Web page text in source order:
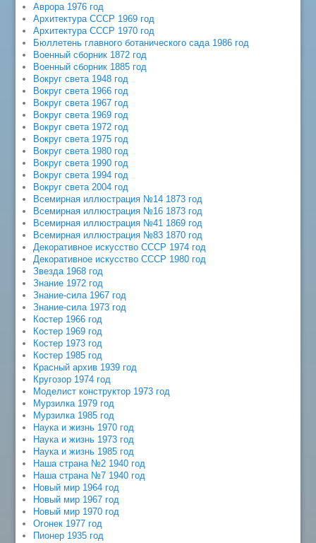
Аврора 1976 год
Архитектура СССР 1969 год
Архитектура СССР 1970 год
Бюллетень главного ботанического сада 1986 год
Военный сборник 1872 год
Военный сборник 1885 год
Вокруг света 1948 год
Вокруг света 1966 год
Вокруг света 1967 год
Вокруг света 1969 год
Вокруг света 1972 год
Вокруг света 1975 год
Вокруг света 1980 год
Вокруг света 1990 год
Вокруг света 1994 год
Вокруг света 2004 год
Всемирная иллюстрация №14 1873 год
Всемирная иллюстрация №16 1873 год
Всемирная иллюстрация №41 1869 год
Всемирная иллюстрация №83 1870 год
Декоративное искусство СССР 1974 год
Декоративное искусство СССР 1980 год
Звезда 1968 год
Знание 1972 год
Знание-сила 1967 год
Знание-сила 1973 год
Костер 1966 год
Костер 1969 год
Костер 1973 год
Костер 1985 год
Красный архив 1939 год
Кругозор 1974 год
Моделист конструктор 1973 год
Мурзилка 1979 год
Мурзилка 1985 год
Наука и жизнь 1970 год
Наука и жизнь 1973 год
Наука и жизнь 1985 год
Наша страна №2 1940 год
Наша страна №7 1940 год
Новый мир 1964 год
Новый мир 1967 год
Новый мир 1970 год
Огонек 1977 год
Пионер 1935 год